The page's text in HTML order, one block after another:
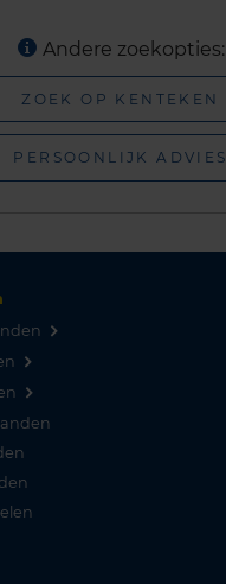
Andere zoekopties:
ZOEK OP KENTEKEN
PERSOONLIJK ADVIES